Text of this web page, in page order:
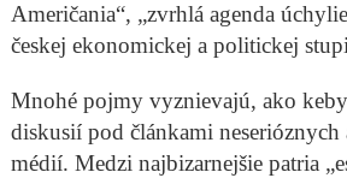
Američania“, „zvrhlá agenda
českej ekonomickej a politickej
Mnohé pojmy vyznievajú, ako
diskusií pod článkami neserióznych
médií. Medzi najbizarnejšie patria